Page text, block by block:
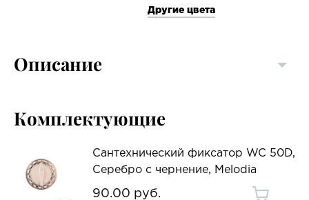
Другие цвета
Описание
Комплектующие
Сантехнический фиксатор WC 50D,
Серебро с чернение, Melodia
90.00 руб.